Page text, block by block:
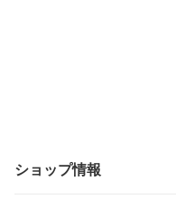
ショップ情報